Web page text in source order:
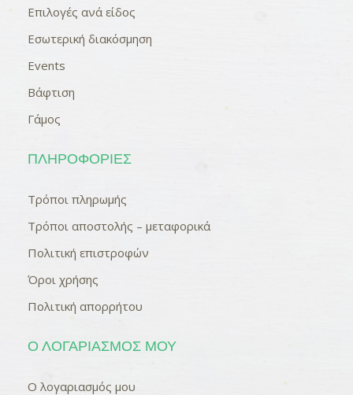
Επιλογές ανά είδος
Εσωτερική διακόσμηση
Events
Βάφτιση
Γάμος
ΠΛΗΡΟΦΟΡΊΕΣ
Τρόποι πληρωμής
Τρόποι αποστολής – μεταφορικά
Πολιτική επιστροφών
Όροι χρήσης
Πολιτική απορρήτου
Ο ΛΟΓΑΡΙΑΣΜΌΣ ΜΟΥ
Ο λογαριασμός μου